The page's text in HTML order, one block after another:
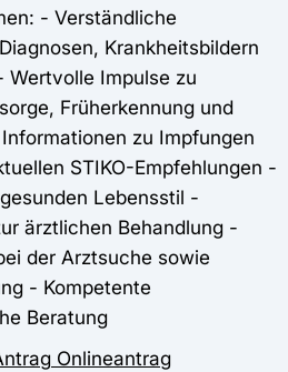
- Verständliche
Krankheitsbildern
Wertvolle Impulse zu
Früherkennung und
zu Impfungen
STIKO-Empfehlungen -
Lebensstil -
ärztlichen Behandlung -
der Arztsuche sowie
- Kompetente
Beratung
Onlineantrag